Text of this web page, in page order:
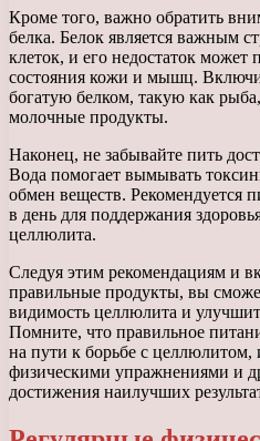
Кроме того, важно обратить
белка. Белок является важным
клеток, и его недостаток
состояния кожи и мышц.
богатую белком, такую как
молочные продукты.
Наконец, не забывайте пить
Вода помогает вымывать
обмен веществ. Рекомендуется
в день для поддержания
целлюлита.
Следуя этим рекомендациям и
правильные продукты, вы
видимость целлюлита и
Помните, что правильное
на пути к борьбе с целлюлитом,
физическими упражнениями и
достижения наилучших